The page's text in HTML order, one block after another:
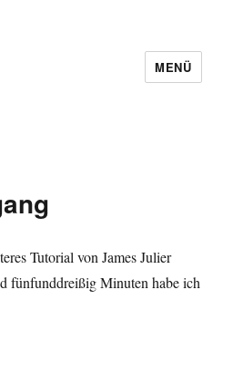
MENÜ
Tutorial von James Julier
fünfunddreißig Minuten habe ich